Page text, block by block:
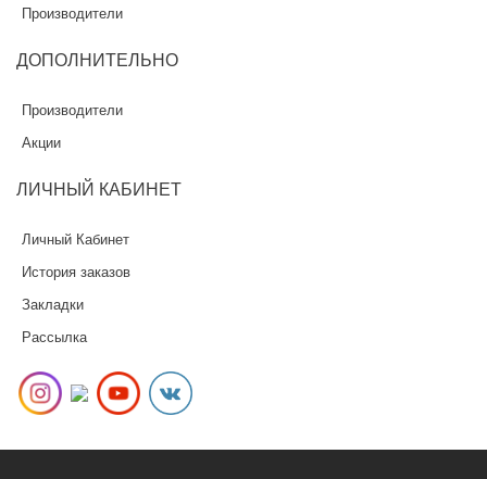
Производители
ДОПОЛНИТЕЛЬНО
Производители
Акции
ЛИЧНЫЙ КАБИНЕТ
Личный Кабинет
История заказов
Закладки
Рассылка